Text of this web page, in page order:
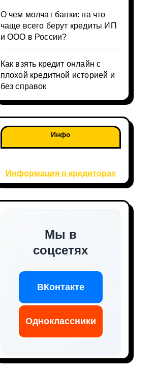
О чем молчат банки: на что
чаще всего берут кредиты ИП
и ООО в России?
Как взять кредит онлайн с
плохой кредитной историей и
без справок
Инфо
Информация о кредиторах
Мы в
соцсетях
ВКонтакте
Одноклассники